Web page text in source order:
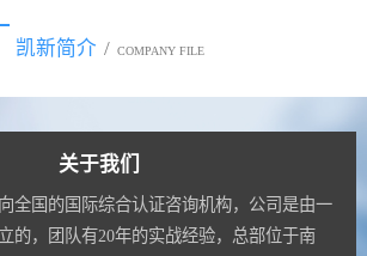
凯新简介 / COMPANY FILE
关于我们
全国的国际综合认证咨询机构，公司是由一
的，团队有20年的实战经验，总部位于南